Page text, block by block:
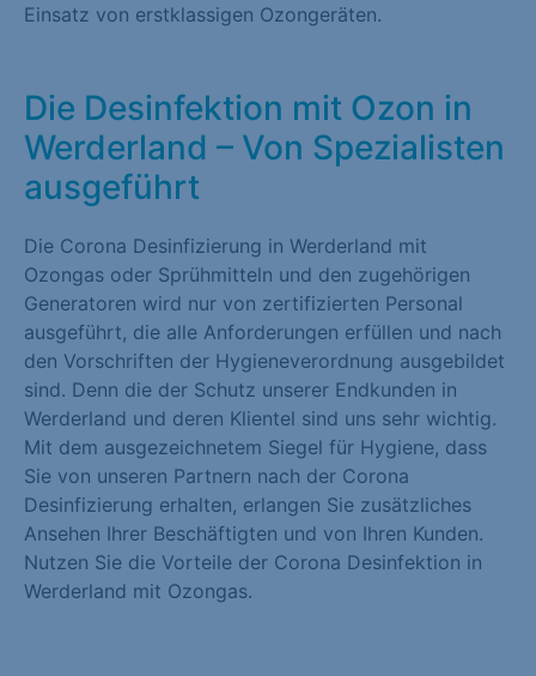
Einsatz von erstklassigen Ozongeräten.
Die Desinfektion mit Ozon in
Werderland – Von Spezialisten
ausgeführt
Die Corona Desinfizierung in Werderland mit
Ozongas oder Sprühmitteln und den zugehörigen
Generatoren wird nur von zertifizierten Personal
ausgeführt, die alle Anforderungen erfüllen und nach
den Vorschriften der Hygieneverordnung ausgebildet
sind. Denn die der Schutz unserer Endkunden in
Werderland und deren Klientel sind uns sehr wichtig.
Mit dem ausgezeichnetem Siegel für Hygiene, dass
Sie von unseren Partnern nach der Corona
Desinfizierung erhalten, erlangen Sie zusätzliches
Ansehen Ihrer Beschäftigten und von Ihren Kunden.
Nutzen Sie die Vorteile der Corona Desinfektion in
Werderland mit Ozongas.